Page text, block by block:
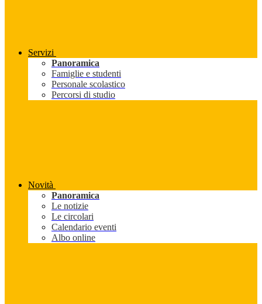
Servizi
Panoramica
Famiglie e studenti
Personale scolastico
Percorsi di studio
Novità
Panoramica
Le notizie
Le circolari
Calendario eventi
Albo online